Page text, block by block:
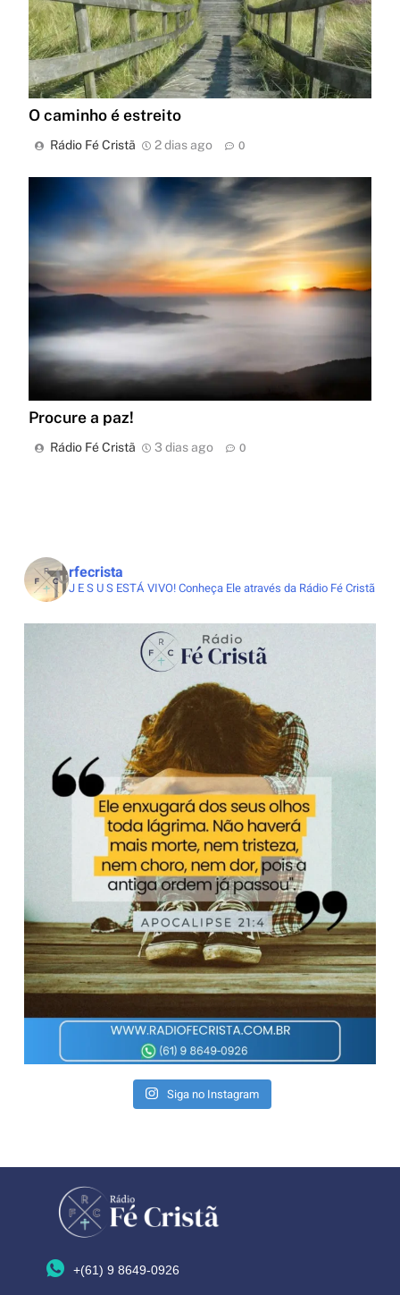
O caminho é estreito
Rádio Fé Cristã 2 dias ago 0
Procure a paz!
Rádio Fé Cristã 3 dias ago 0
rfecrista
J E S U S ESTÁ VIVO!Conheça Ele através da Rádio Fé Cristã
Siga no Instagram
+(61) 9 8649-0926